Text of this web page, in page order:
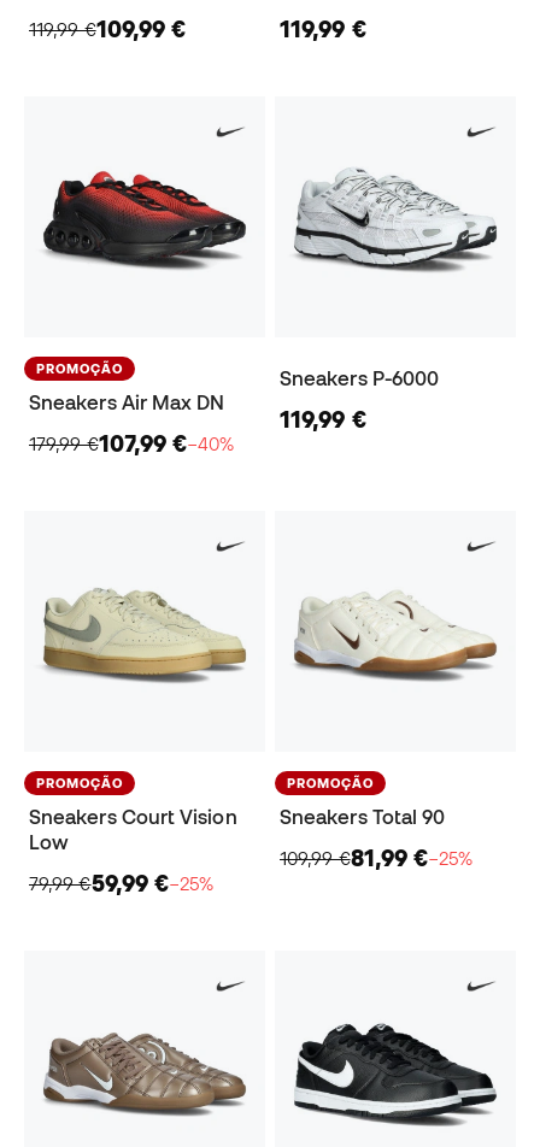
119,99 €109,99 € 119,99 €
PROMOÇÃO
Sneakers Air Max DN
179,99 €107,99 €−40%
Sneakers P-6000
119,99 €
PROMOÇÃO
Sneakers Court Vision
Low
79,99 €59,99 €−25%
PROMOÇÃO
Sneakers Total 90
109,99 €81,99 €−25%